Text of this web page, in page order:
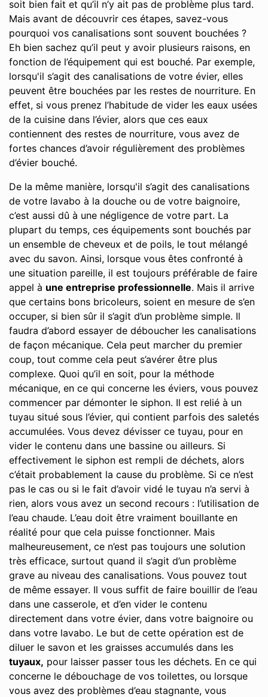
soit bien fait et qu’il n’y ait pas de problème plus tard.
Mais avant de découvrir ces étapes, savez-vous
pourquoi vos canalisations sont souvent bouchées ?
Eh bien sachez qu’il peut y avoir plusieurs raisons, en
fonction de l’équipement qui est bouché. Par exemple,
lorsqu'il s’agit des canalisations de votre évier, elles
peuvent être bouchées par les restes de nourriture. En
effet, si vous prenez l’habitude de vider les eaux usées
de la cuisine dans l’évier, alors que ces eaux
contiennent des restes de nourriture, vous avez de
fortes chances d’avoir régulièrement des problèmes
d’évier bouché.
De la même manière, lorsqu'il s’agit des canalisations
de votre lavabo à la douche ou de votre baignoire,
c’est aussi dû à une négligence de votre part. La
plupart du temps, ces équipements sont bouchés par
un ensemble de cheveux et de poils, le tout mélangé
avec du savon. Ainsi, lorsque vous êtes confronté à
une situation pareille, il est toujours préférable de faire
appel à une entreprise professionnelle. Mais il arrive
que certains bons bricoleurs, soient en mesure de s’en
occuper, si bien sûr il s’agit d’un problème simple. Il
faudra d’abord essayer de déboucher les canalisations
de façon mécanique. Cela peut marcher du premier
coup, tout comme cela peut s’avérer être plus
complexe. Quoi qu’il en soit, pour la méthode
mécanique, en ce qui concerne les éviers, vous pouvez
commencer par démonter le siphon. Il est relié à un
tuyau situé sous l’évier, qui contient parfois des saletés
accumulées. Vous devez dévisser ce tuyau, pour en
vider le contenu dans une bassine ou ailleurs. Si
effectivement le siphon est rempli de déchets, alors
c’était probablement la cause du problème. Si ce n’est
pas le cas ou si le fait d’avoir vidé le tuyau n’a servi à
rien, alors vous avez un second recours : l’utilisation de
l’eau chaude. L’eau doit être vraiment bouillante en
réalité pour que cela puisse fonctionner. Mais
malheureusement, ce n’est pas toujours une solution
très efficace, surtout quand il s’agit d’un problème
grave au niveau des canalisations. Vous pouvez tout
de même essayer. Il vous suffit de faire bouillir de l’eau
dans une casserole, et d’en vider le contenu
directement dans votre évier, dans votre baignoire ou
dans votre lavabo. Le but de cette opération est de
diluer le savon et les graisses accumulés dans les
tuyaux, pour laisser passer tous les déchets. En ce qui
concerne le débouchage de vos toilettes, ou lorsque
vous avez des problèmes d’eau stagnante, vous